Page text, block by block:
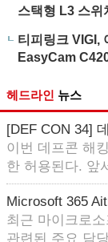
스택형 L3 스위
티피링크 VIGI,
EasyCam
헤드라인 뉴스
[DEF CON 34]
이번 데프콘 해
한 허용된다. 앞
Microsoft 365
최근 마이크로
관련된 주요 담